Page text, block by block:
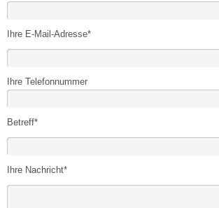
Ihre E-Mail-Adresse*
Ihre Telefonnummer
Betreff*
Ihre Nachricht*